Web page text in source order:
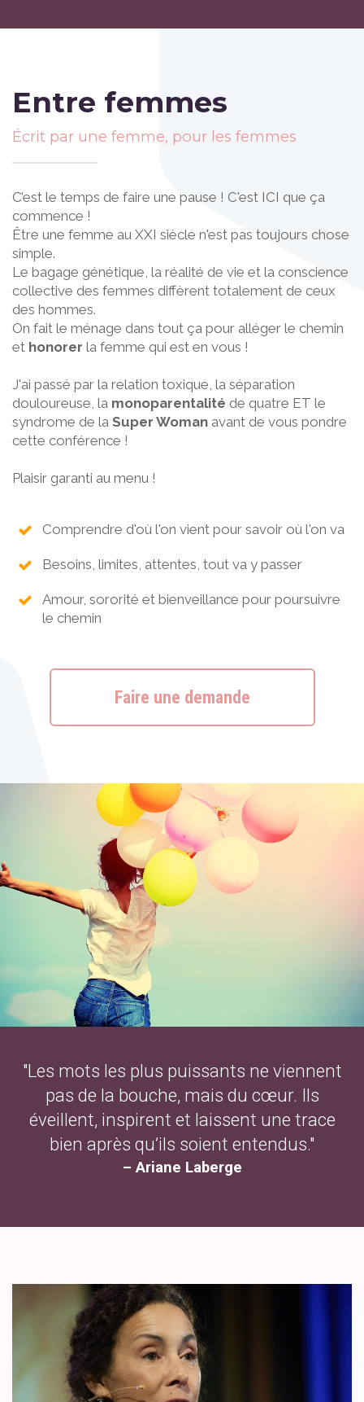
Entre femmes
Écrit par une femme, pour les femmes
C’est le temps de faire une pause ! C'est ICI que ça
commence !
Être une femme au XXI siècle n'est pas toujours chose
simple.
Le bagage génétique, la réalité de vie et la conscience
collective des femmes diffèrent totalement de ceux
des hommes.
On fait le ménage dans tout ça pour alléger le chemin
et honorer la femme qui est en vous !
J'ai passé par la relation toxique, la séparation
douloureuse, la monoparentalité de quatre ET le
syndrome de la Super Woman avant de vous pondre
cette conférence !
Plaisir garanti au menu !
Comprendre d'où l'on vient pour savoir où l'on va
Besoins, limites, attentes, tout va y passer
Amour, sororité et bienveillance pour poursuivre
le chemin
Faire une demande
"Les mots les plus puissants ne viennent
pas de la bouche, mais du cœur. Ils
éveillent, inspirent et laissent une trace
bien après qu’ils soient entendus."
– Ariane Laberge